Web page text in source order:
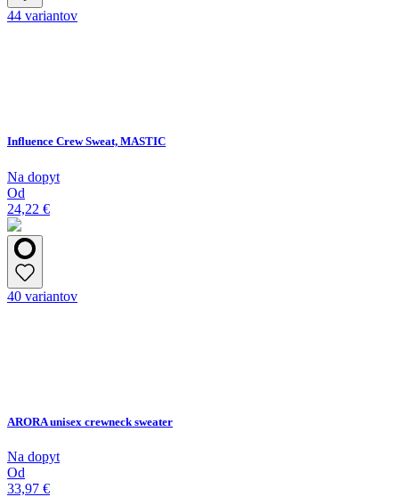
44 variantov
Influence Crew Sweat, MASTIC
Na dopyt
Od
24,22 €
40 variantov
ARORA unisex crewneck sweater
Na dopyt
Od
33,97 €